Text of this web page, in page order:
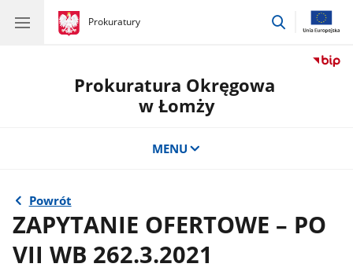
gov.pl
Prokuratury
gov.pl
Prokuratury
przejdź
Prokuratura Okręgowa
w Łomży
MENU
Powrót
ZAPYTANIE OFERTOWE – PO
VII WB 262.3.2021